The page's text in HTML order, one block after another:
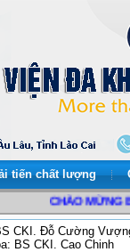
tiến chất lượng
CHÀO MỪNG
CKI. Đỗ Cường
BS CKI. Cao Chinh